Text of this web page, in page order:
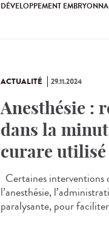
DÉVELOPPEMENT
ACTUALITÉ 29.11.2024
Anesthésie :
dans la
curare utilisé
Certaines interventions
l’anesthésie,
paralysante, pour faciliter